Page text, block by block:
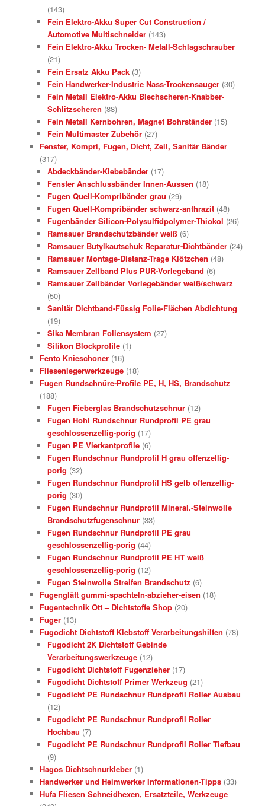
(143)
Fein Elektro-Akku Super Cut Construction /
Automotive Multischneider (143)
Fein Elektro-Akku Trocken- Metall-Schlagschrauber
(21)
Fein Ersatz Akku Pack (3)
Fein Handwerker-Industrie Nass-Trockensauger (30)
Fein Metall Elektro-Akku Blechscheren-Knabber-
Schlitzscheren (88)
Fein Metall Kernbohren, Magnet Bohrständer (15)
Fein Multimaster Zubehör (27)
Fenster, Kompri, Fugen, Dicht, Zell, Sanitär Bänder
(317)
Abdeckbänder-Klebebänder (17)
Fenster Anschlussbänder Innen-Aussen (18)
Fugen Quell-Kompribänder grau (29)
Fugen Quell-Kompribänder schwarz-anthrazit (48)
Fugenbänder Silicon-Polysulfidpolymer-Thiokol (26)
Ramsauer Brandschutzbänder weiß (6)
Ramsauer Butylkautschuk Reparatur-Dichtbänder (24)
Ramsauer Montage-Distanz-Trage Klötzchen (48)
Ramsauer Zellband Plus PUR-Vorlegeband (6)
Ramsauer Zellbänder Vorlegebänder weiß/schwarz
(50)
Sanitär Dichtband-Füssig Folie-Flächen Abdichtung
(19)
Sika Membran Foliensystem (27)
Silikon Blockprofile (1)
Fento Knieschoner (16)
Fliesenlegerwerkzeuge (18)
Fugen Rundschnüre-Profile PE, H, HS, Brandschutz
(188)
Fugen Fieberglas Brandschutzschnur (12)
Fugen Hohl Rundschnur Rundprofil PE grau
geschlossenzellig-porig (17)
Fugen PE Vierkantprofile (6)
Fugen Rundschnur Rundprofil H grau offenzellig-
porig (32)
Fugen Rundschnur Rundprofil HS gelb offenzellig-
porig (30)
Fugen Rundschnur Rundprofil Mineral.-Steinwolle
Brandschutzfugenschnur (33)
Fugen Rundschnur Rundprofil PE grau
geschlossenzellig-porig (44)
Fugen Rundschnur Rundprofil PE HT weiß
geschlossenzellig-porig (12)
Fugen Steinwolle Streifen Brandschutz (6)
Fugenglätt gummi-spachteln-abzieher-eisen (18)
Fugentechnik Ott – Dichtstoffe Shop (20)
Fuger (13)
Fugodicht Dichtstoff Klebstoff Verarbeitungshilfen (78)
Fugodicht 2K Dichtstoff Gebinde
Verarbeitungswerkzeuge (12)
Fugodicht Dichtstoff Fugenzieher (17)
Fugodicht Dichtstoff Primer Werkzeug (21)
Fugodicht PE Rundschnur Rundprofil Roller Ausbau
(12)
Fugodicht PE Rundschnur Rundprofil Roller
Hochbau (7)
Fugodicht PE Rundschnur Rundprofil Roller Tiefbau
(9)
Hagos Dichtschnurkleber (1)
Handwerker und Heimwerker Informationen-Tipps (33)
Hufa Fliesen Schneidhexen, Ersatzteile, Werkzeuge